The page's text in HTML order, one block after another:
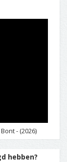
- (2026)
hebben?